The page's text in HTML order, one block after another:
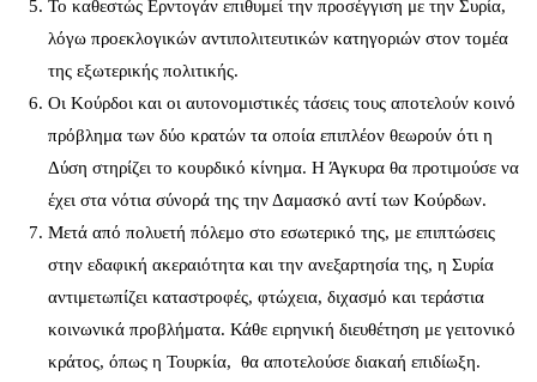
Το καθεστώς Ερντογάν επιθυμεί την προσέγγιση με την Συρία,
λόγω προεκλογικών αντιπολιτευτικών κατηγοριών στον τομέα
της εξωτερικής πολιτικής.
Οι Κούρδοι και οι αυτονομιστικές τάσεις τους αποτελούν κοινό
πρόβλημα των δύο κρατών τα οποία επιπλέον θεωρούν ότι η
Δύση στηρίζει το κουρδικό κίνημα. Η Άγκυρα θα προτιμούσε να
έχει στα νότια σύνορά της την Δαμασκό αντί των Κούρδων.
Μετά από πολυετή πόλεμο στο εσωτερικό της, με επιπτώσεις
στην εδαφική ακεραιότητα και την ανεξαρτησία της, η Συρία
αντιμετωπίζει καταστροφές, φτώχεια, διχασμό και τεράστια
κοινωνικά προβλήματα. Κάθε ειρηνική διευθέτηση με γειτονικό
κράτος, όπως η Τουρκία, θα αποτελούσε διακαή επιδίωξη.